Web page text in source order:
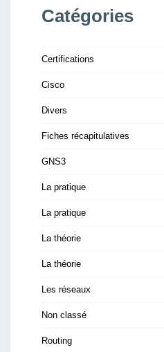
Catégories
Certifications
Cisco
Divers
Fiches récapitulatives
GNS3
La pratique
La pratique
La théorie
La théorie
Les réseaux
Non classé
Routing